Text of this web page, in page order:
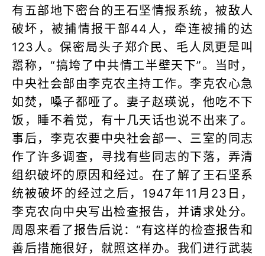
有五部地下密台的王石坚情报系统，被敌人
破坏，被捕情报干部44人，牵连被捕的达
123人。保密局头子郑介民、毛人凤更是叫
嚣称，“搞垮了中共情工半壁天下”。当时，
中央社会部由李克农主持工作。李克农心急
如焚，嗓子都哑了。妻子赵瑛说，他吃不下
饭，睡不着觉，有十几天话也说不出来了。
事后，李克农要中央社会部一、三室的同志
作了许多调查，寻找有些同志的下落，弄清
组织破坏的原因和经过。在了解了王石坚系
统被破坏的经过之后，1947年11月23日，
李克农向中央写出检查报告，并请求处分。
周恩来看了报告后说：“有这样的检查报告和
善后措施很好，就照这样办。我们进行武装